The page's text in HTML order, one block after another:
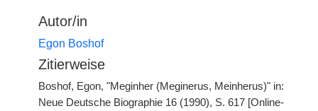
Autor/in
Egon Boshof
Zitierweise
Boshof, Egon, "Meginher (Meginerus, Meinherus)" in:
Neue Deutsche Biographie 16 (1990), S. 617 [Online-